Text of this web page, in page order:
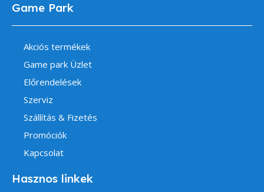
Game Park
Akciós termékek
Game park Üzlet
Előrendelések
Szerviz
Szállítás & Fizetés
Promóciók
Kapcsolat
Hasznos linkek